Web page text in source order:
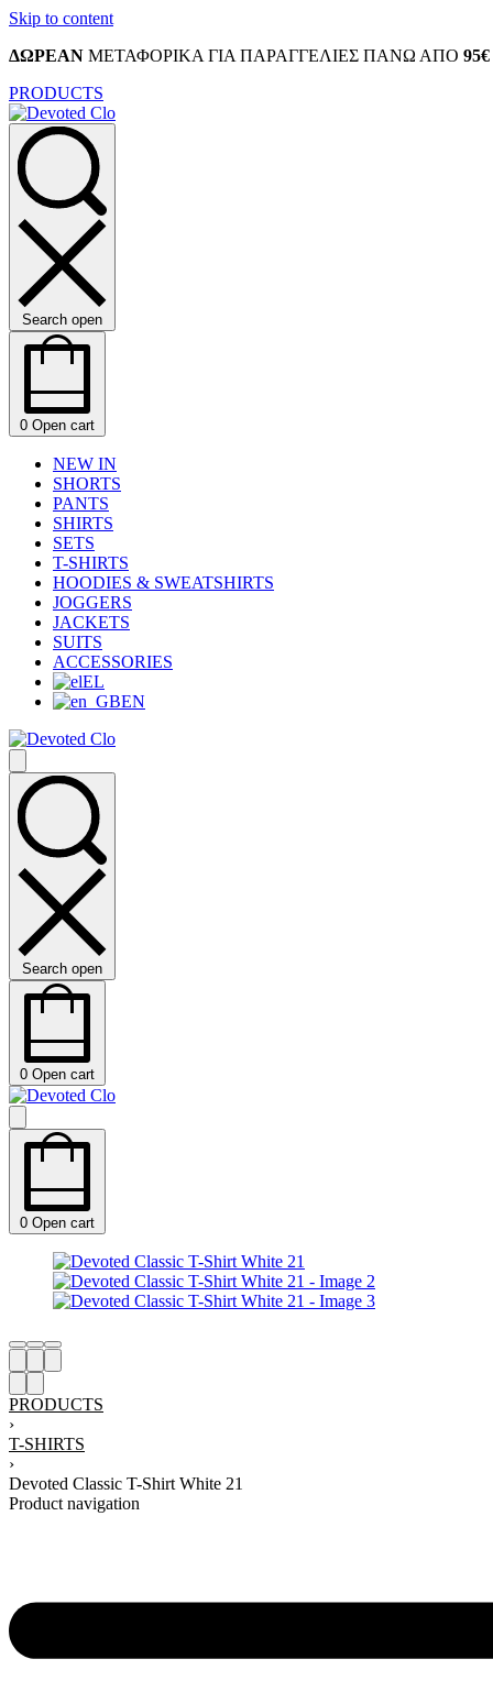
Skip to content
ΔΩΡΕΑΝ ΜΕΤΑΦΟΡΙΚΑ ΓΙΑ ΠΑΡΑΓΓΕΛΙΕΣ ΠΑΝΩ ΑΠΟ 95€
PRODUCTS
Search open
0 Open cart
NEW IN
SHORTS
PANTS
SHIRTS
SETS
T-SHIRTS
HOODIES & SWEATSHIRTS
JOGGERS
JACKETS
SUITS
ACCESSORIES
EL
EN
Search open
0 Open cart
0 Open cart
PRODUCTS
›
T-SHIRTS
›
Devoted Classic T-Shirt White 21
Product navigation